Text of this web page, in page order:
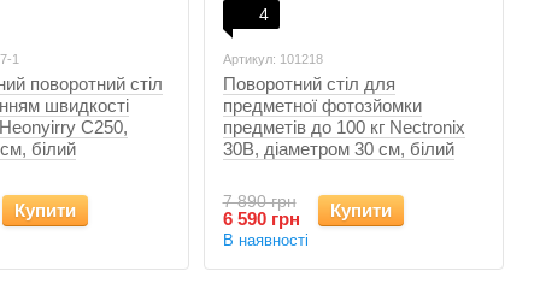
1
поворотний стіл
швидкості
C250,
білий
Купити
4
Артикул: 101218
Поворотний стіл для
предметної фотозйомки
предметів до 100 кг Nectronix
30B, діаметром 30 см, білий
7 890 грн
6 590 грн Купити
В наявності